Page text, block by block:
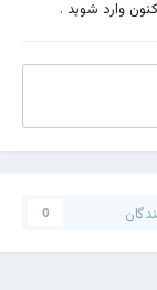
وارد شوید.
0